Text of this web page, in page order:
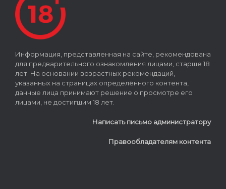
Информация, представленная на сайте, рекомендована
для предварительного ознакомления лицами, старше 18
лет. На основании возрастных рекомендаций,
указанных на страницах определённого контента,
данные лица принимают решение о просмотре его
лицами, не достигшим 18 лет.
Написать письмо администратору
Правообладателям контента